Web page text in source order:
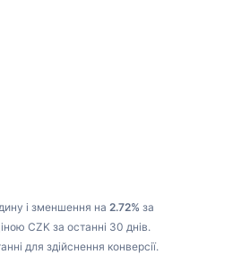
і зменшення на 2.72% за
CZK за останні 30 днів.
для здійснення конверсії.